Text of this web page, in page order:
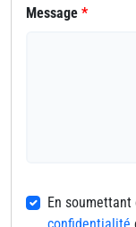
Message *
En soumettant
confidentialité